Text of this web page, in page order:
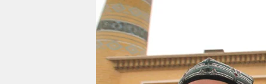
nord
wahrheit
verlag